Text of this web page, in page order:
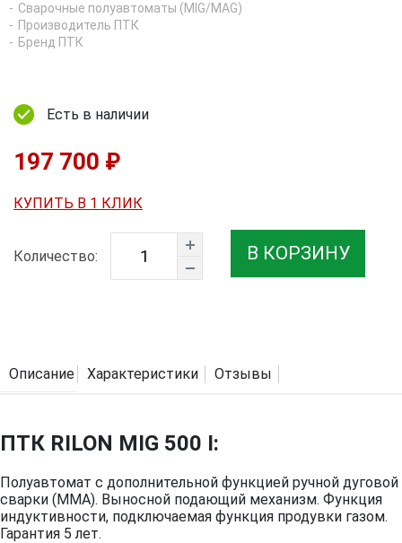
Сварочные полуавтоматы (MIG/MAG)
Производитель ПТК
Бренд ПТК
Есть в наличии
197 700 ₽
КУПИТЬ В 1 КЛИК
Количество: В КОРЗИНУ
Описание Характеристики Отзывы
ПТК RILON MIG 500 I:
Полуавтомат с дополнительной функцией ручной дуговой
сварки (MMA). Выносной подающий механизм. Функция
индуктивности, подключаемая функция продувки газом.
Гарантия 5 лет.